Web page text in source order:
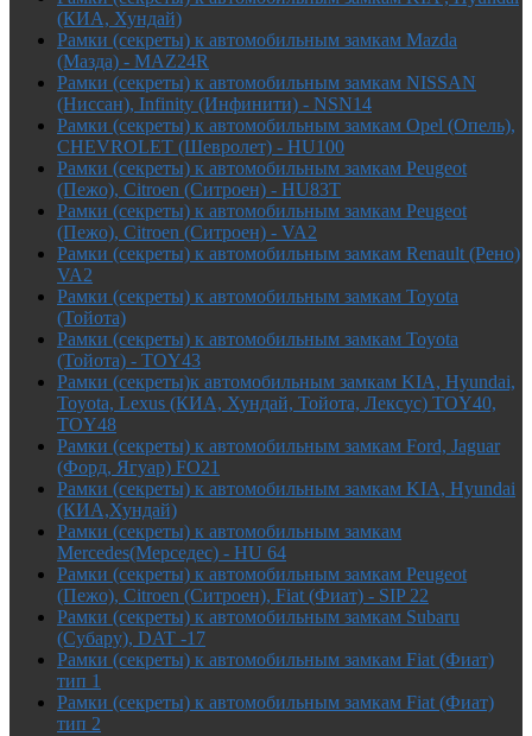
(КИА, Хундай)
Рамки (секреты) к автомобильным замкам Mazda
(Мазда) - MAZ24R
Рамки (секреты) к автомобильным замкам NISSAN
(Ниссан), Infinity (Инфинити) - NSN14
Рамки (секреты) к автомобильным замкам Opel (Опель),
CHEVROLET (Шевролет) - HU100
Рамки (секреты) к автомобильным замкам Peugeot
(Пежо), Citroen (Ситроен) - HU83T
Рамки (секреты) к автомобильным замкам Peugeot
(Пежо), Citroen (Ситроен) - VA2
Рамки (секреты) к автомобильным замкам Renault (Рено)
VA2
Рамки (секреты) к автомобильным замкам Toyota
(Тойота)
Рамки (секреты) к автомобильным замкам Toyota
(Тойота) - TOY43
Рамки (секреты)к автомобильным замкам KIA, Hyundai,
Toyota, Lexus (КИА, Хундай, Тойота, Лексус) TOY40,
TOY48
Рамки (секреты) к автомобильным замкам Ford, Jaguar
(Форд, Ягуар) FO21
Рамки (секреты) к автомобильным замкам KIA, Hyundai
(КИА,Хундай)
Рамки (секреты) к автомобильным замкам
Mercedes(Мерседес) - HU 64
Рамки (секреты) к автомобильным замкам Peugeot
(Пежо), Citroen (Ситроен), Fiat (Фиат) - SIP 22
Рамки (секреты) к автомобильным замкам Subaru
(Субару), DAT -17
Рамки (секреты) к автомобильным замкам Fiat (Фиат)
тип 1
Рамки (секреты) к автомобильным замкам Fiat (Фиат)
тип 2